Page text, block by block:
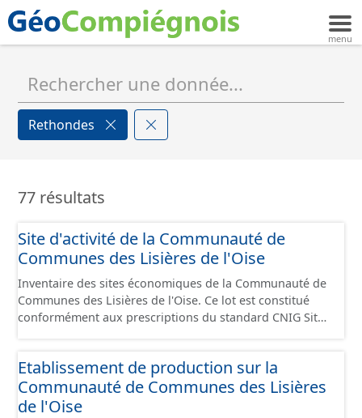
Rethondes
77 résultats
Site d'activité de la Communauté de
Communes des Lisières de l'Oise
Inventaire des sites économiques de la Communauté de
Communes des Lisières de l'Oise. Ce lot est constitué
conformément aux prescriptions du standard CNIG Sites
Etablissement de production sur la
Communauté de Communes des Lisières
de l'Oise